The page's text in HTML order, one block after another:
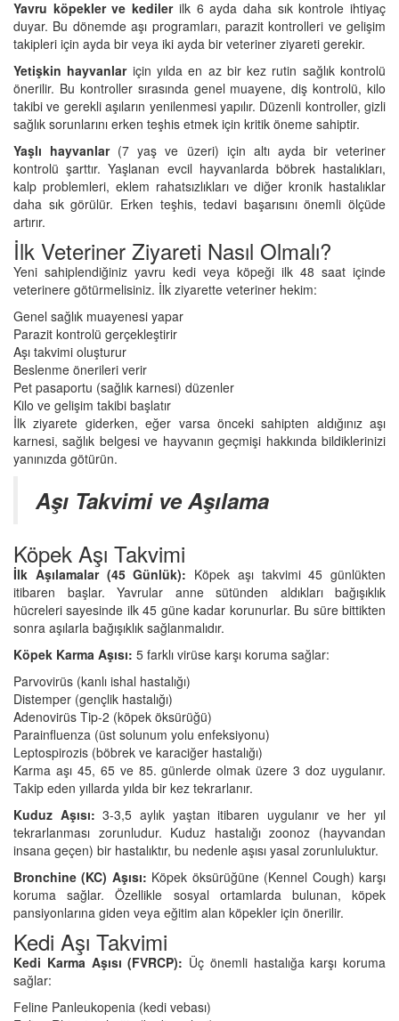
Yavru köpekler ve kedilerilk 6 ayda daha sık kontrole ihtiyaç
duyar. Bu dönemde aşı programları, parazit kontrolleri ve gelişim
takipleri için ayda bir veya iki ayda bir veteriner ziyareti gerekir.
Yetişkin hayvanlariçin yılda en az bir kez rutin sağlık kontrolü
önerilir. Bu kontroller sırasında genel muayene, diş kontrolü, kilo
takibi ve gerekli aşıların yenilenmesi yapılır. Düzenli kontroller, gizli
sağlık sorunlarını erken teşhis etmek için kritik öneme sahiptir.
Yaşlı hayvanlar(7 yaş ve üzeri) için altı ayda bir veteriner
kontrolü şarttır. Yaşlanan evcil hayvanlarda böbrek hastalıkları,
kalp problemleri, eklem rahatsızlıkları ve diğer kronik hastalıklar
daha sık görülür. Erken teşhis, tedavi başarısını önemli ölçüde
artırır.
İlk Veteriner Ziyareti Nasıl Olmalı?
Yeni sahiplendiğiniz yavru kedi veya köpeği ilk 48 saat içinde
veterinere götürmelisiniz. İlk ziyarette veteriner hekim:
Genel sağlık muayenesi yapar
Parazit kontrolü gerçekleştirir
Aşı takvimi oluşturur
Beslenme önerileri verir
Pet pasaportu (sağlık karnesi) düzenler
Kilo ve gelişim takibi başlatır
İlk ziyarete giderken, eğer varsa önceki sahipten aldığınız aşı
karnesi, sağlık belgesi ve hayvanın geçmişi hakkında bildiklerinizi
yanınızda götürün.
Aşı Takvimi ve Aşılama
Köpek Aşı Takvimi
İlk Aşılamalar (45 Günlük): Köpek aşı takvimi 45 günlükten
itibaren başlar. Yavrular anne sütünden aldıkları bağışıklık
hücreleri sayesinde ilk 45 güne kadar korunurlar. Bu süre bittikten
sonra aşılarla bağışıklık sağlanmalıdır.
Köpek Karma Aşısı: 5 farklı virüse karşı koruma sağlar:
Parvovirüs (kanlı ishal hastalığı)
Distemper (gençlik hastalığı)
Adenovirüs Tip-2 (köpek öksürüğü)
Parainfluenza (üst solunum yolu enfeksiyonu)
Leptospirozis (böbrek ve karaciğer hastalığı)
Karma aşı 45, 65 ve 85. günlerde olmak üzere 3 doz uygulanır.
Takip eden yıllarda yılda bir kez tekrarlanır.
Kuduz Aşısı: 3-3,5 aylık yaştan itibaren uygulanır ve her yıl
tekrarlanması zorunludur. Kuduz hastalığı zoonoz (hayvandan
insana geçen) bir hastalıktır, bu nedenle aşısı yasal zorunluluktur.
Bronchine (KC) Aşısı: Köpek öksürüğüne (Kennel Cough) karşı
koruma sağlar. Özellikle sosyal ortamlarda bulunan, köpek
pansiyonlarına giden veya eğitim alan köpekler için önerilir.
Kedi Aşı Takvimi
Kedi Karma Aşısı (FVRCP): Üç önemli hastalığa karşı koruma
sağlar:
Feline Panleukopenia (kedi vebası)